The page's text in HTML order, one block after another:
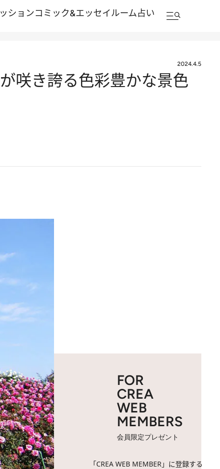
ションコミック&エッセイルーム占い
2024.4.5
咲き誇る色彩豊かな景色
FOR
CREA
WEB
MEMBERS
会員限定プレゼント
「CREA WEB MEMBER」に登録する